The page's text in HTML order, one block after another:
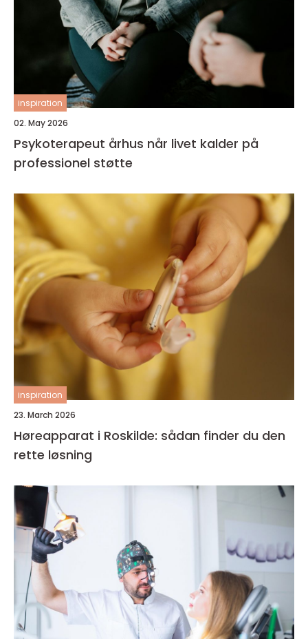
inspiration
02. May 2026
Psykoterapeut århus når livet kalder på
professionel støtte
inspiration
23. March 2026
Høreapparat i Roskilde: sådan finder du den
rette løsning